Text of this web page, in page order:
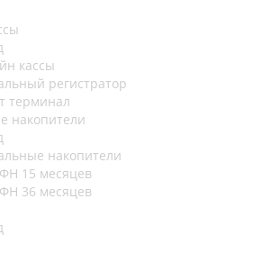
кассы
регистратор
терминал
накопители
накопители
15 месяцев
36 месяцев